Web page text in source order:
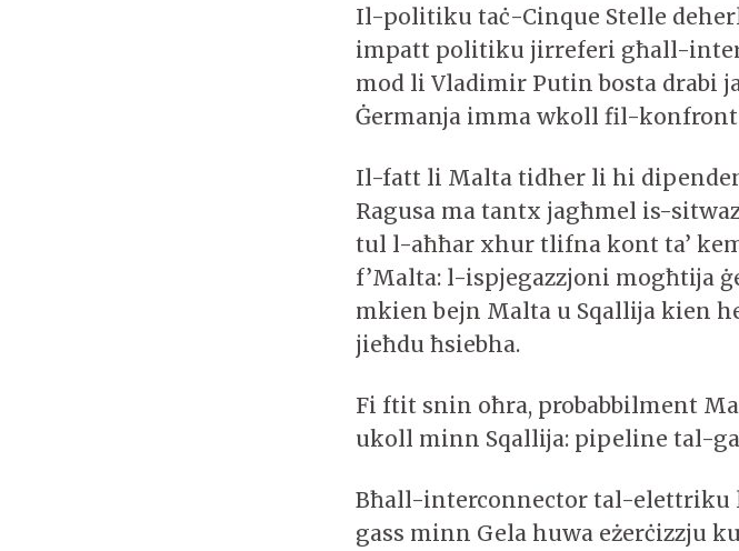
Il-politiku taċ-Cinque Stelle
impatt politiku jirreferi għall-
mod li Vladimir Putin bosta
Ġermanja imma wkoll fil-
Il-fatt li Malta tidher li hi
Ragusa ma tantx jagħmel is-
tul l-aħħar xhur tlifna kont ta’
f’Malta: l-ispjegazzjoni mogħtija
mkien bejn Malta u Sqallija kien
jieħdu ħsiebha.
Fi ftit snin oħra, probabbilment
ukoll minn Sqallija: pipeline tal-
Bħall-interconnector tal-elettriku
gass minn Gela huwa eżerċizzju